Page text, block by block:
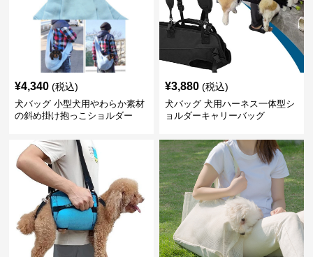
¥4,340 (税込)
犬バッグ 小型犬用やわらか素材
の斜め掛け抱っこショルダー
¥3,880 (税込)
犬バッグ 犬用ハーネス一体型シ
ョルダーキャリーバッグ